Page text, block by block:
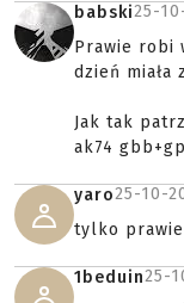
babski25-
Prawie robi
dzień miała
Jak tak
ak74
yaro25-10-
tylko
1beduin25-